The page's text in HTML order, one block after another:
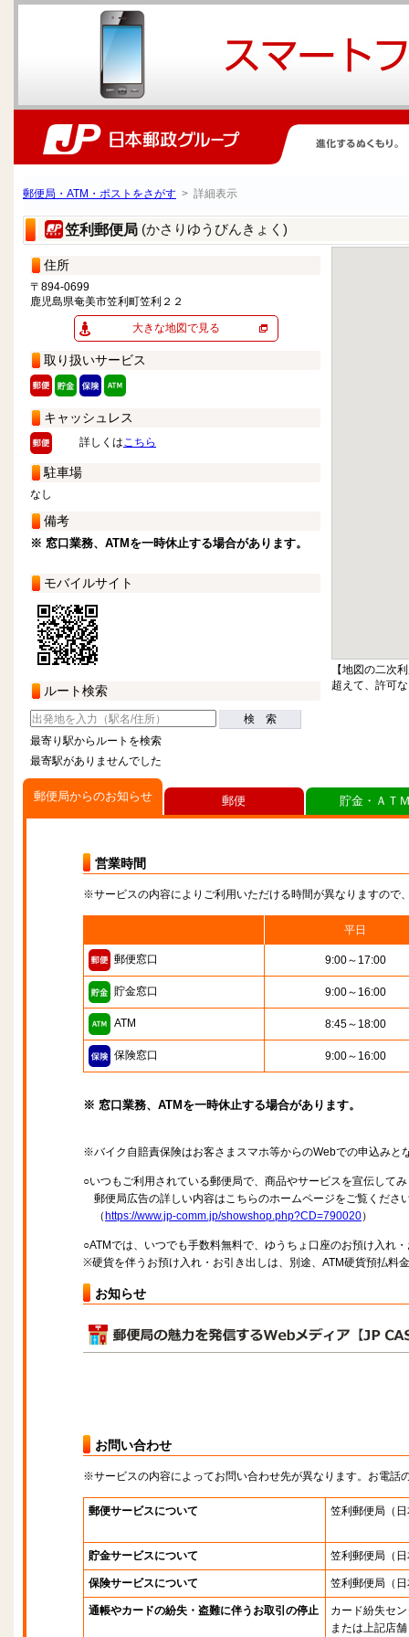
郵便局・ATM・ポストをさがす > 詳細表示
笠利郵便局 (かさりゆうびんきょく)
住所
〒894-0699
鹿児島県奄美市笠利町笠利２２
大きな地図で見る
取り扱いサービス
キャッシュレス
詳しくはこちら
駐車場
なし
備考
※ 窓口業務、ATMを一時休止する場合があります。
モバイルサイト
ルート検索
検 索
最寄り駅からルートを検索
最寄駅がありませんでした
【地図の二次
超えて、許可
郵便局からのお知らせ
営業時間
※サービスの内容によりご利用いただける時間が異なりますので
平日
郵便窓口 9:00～17:00
貯金窓口 9:00～16:00
ATM 8:45～18:00
保険窓口 9:00～16:00
※ 窓口業務、ATMを一時休止する場合があります。
※バイク自賠責保険はお客さまスマホ等からのWebでの申込みと
○いつもご利用されている郵便局で、商品やサービスを宣伝して
郵便局広告の詳しい内容はこちらのホームページをご覧くださ
（ https://www.jp-comm.jp/showshop.php?CD=790020）
○ATMでは、いつでも手数料無料で、ゆうちょ口座のお預け入れ
※硬貨を伴うお預け入れ・お引き出しは、別途、ATM硬貨預払料
お知らせ
お問い合わせ
※サービスの内容によってお問い合わせ先が異なります。お電話
郵便サービスについて 笠利郵便局 （
貯金サービスについて 笠利郵便局 （
保険サービスについて 笠利郵便局 （
通帳やカードの紛失・盗難に伴うお取引の停止
カード紛失セ
または上記店舗
郵便 貯金・ＡＴ